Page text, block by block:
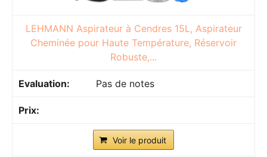
LEHMANN Aspirateur à Cendres 15L, Aspirateur
Cheminée pour Haute Température, Réservoir
Robuste,...
Pas de notes
Voir le produit